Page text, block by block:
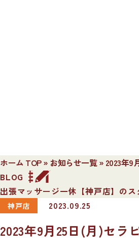
ホーム TOP» お知らせ一覧» 2023年9
BLOG
出張マッサージ一休【神戸店】の
神戸店 2023.09.25
2023年9月25日(月)セラ